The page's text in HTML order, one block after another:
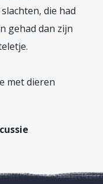
die had
gehad dan zijn
met dieren